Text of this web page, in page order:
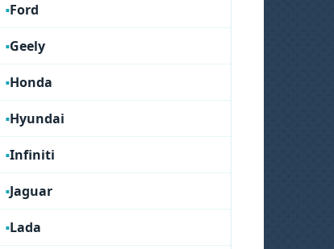
Ford
Geely
Honda
Hyundai
Infiniti
Jaguar
Lada